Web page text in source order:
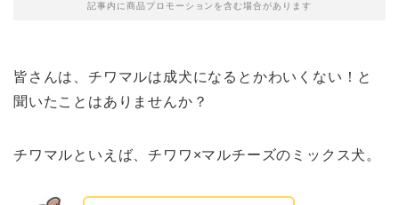
記事内に商品プロモーションを含む場合があります
皆さんは、チワマルは成犬になるとかわいくない！と
聞いたことはありませんか？
チワマルといえば、チワワ×マルチーズのミックス犬。